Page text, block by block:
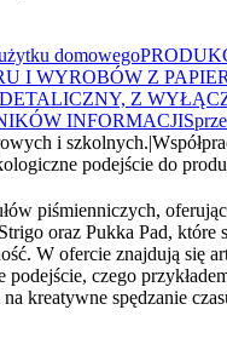
domowego
I WYROBÓW Z
Z
INFORMACJI
i szkolnych.
podejście do
piśmienniczych,
oraz Pukka Pad,
W ofercie znajdują się
czego
kreatywne spędzanie